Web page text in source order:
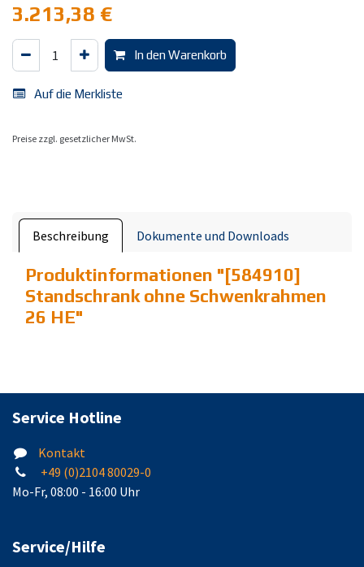
3.213,38 €
In den Warenkorb
Auf die Merkliste
Preise zzgl. gesetzlicher MwSt.
Beschreibung Dokumente und Downloads
Produktinformationen "[584910]
Standschrank ohne Schwenkrahmen
26 HE"
Service Hotline
Kontakt
+49 (0)2104 80029-0
Mo-Fr, 08:00 - 16:00 Uhr
Service/Hilfe